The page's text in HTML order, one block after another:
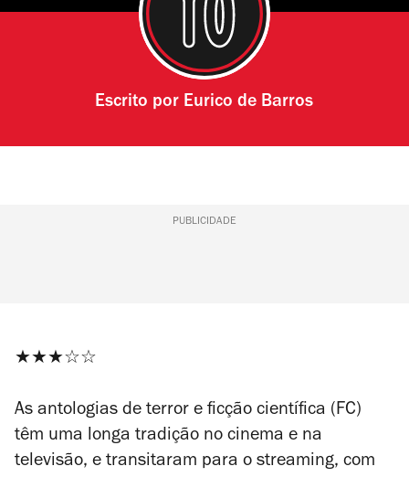
Escrito por Eurico de Barros
PUBLICIDADE
★★★☆☆
As antologias de terror e ficção científica (FC)
têm uma longa tradição no cinema e na
televisão, e transitaram para o streaming, com